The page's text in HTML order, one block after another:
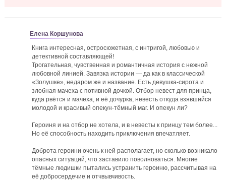
Елена Коршунова
Книга интересная, остросюжетная, с интригой, любовью и
детективной составляющей!
Трогательная, чувственная и романтичная история с нежной
любовной линией. Завязка истории — да как в классической
«Золушке», недаром же и название. Есть девушка-сирота и
злобная мачеха с потивной дочкой. Отбор невест для принца,
куда рвётся и мачеха, и её дочурка, невесть откуда взявшийся
молодой и красивый опекун-тёмный маг. И опекун ли?
Героиня и на отбор не хотела, и в невесты к принцу тем более...
Но её способность находить приключения впечатляет.
Доброта героини очень к ней располагает, но сколько возникало
опасных ситуаций, что заставило поволноваться. Многие
тёмные людишки пытались устранить героиню, рассчитывая на
её добросердечие и отчвывчивость.